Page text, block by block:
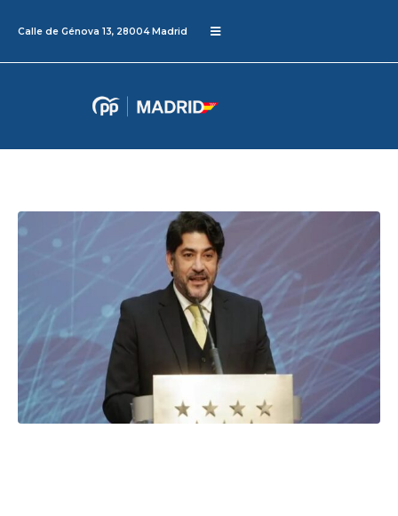
Calle de Génova 13, 28004 Madrid